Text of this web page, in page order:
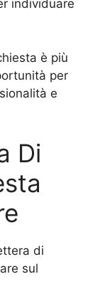
individuare
è più
per
e
Di
di
sul